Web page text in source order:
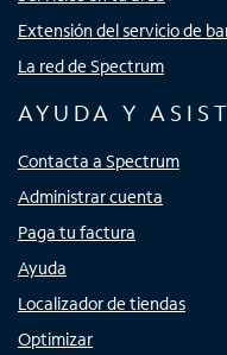
Extensión del servicio de
La red de Spectrum
AYUDA Y
Contacta a Spectrum
Administrar cuenta
Paga tu factura
Ayuda
Localizador de tiendas
Optimizar